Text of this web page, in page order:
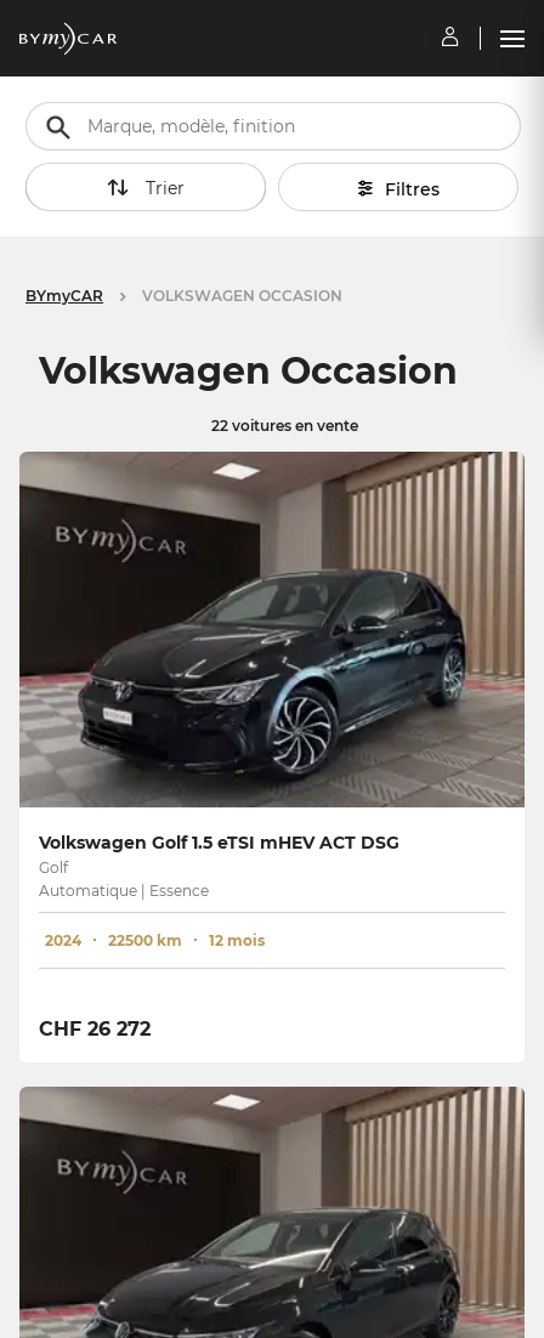
Trier Filtres
BYmyCAR VOLKSWAGEN OCCASION
Volkswagen Occasion
22 voitures en vente
Volkswagen Golf 1.5 eTSI mHEV ACT DSG
Golf
Automatique | Essence
2024 22500 km 12 mois
CHF 26 272